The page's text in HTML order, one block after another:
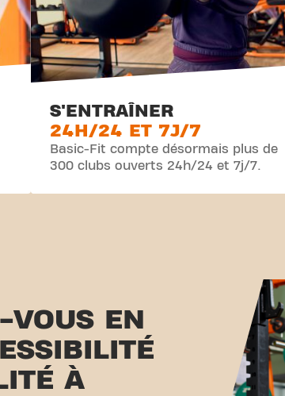
S'ENTRAÎNER
24H/24 ET 7J/7
Basic-Fit compte désormais plus de
300 clubs ouverts 24h/24 et 7j/7.
VOUS EN
À